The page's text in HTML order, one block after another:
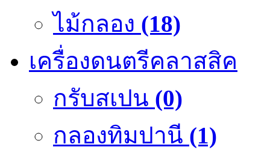
ไม้กลอง (18)
เครื่องดนตรีคลาสสิค
กรับสเปน (0)
กลองทิมปานี (1)